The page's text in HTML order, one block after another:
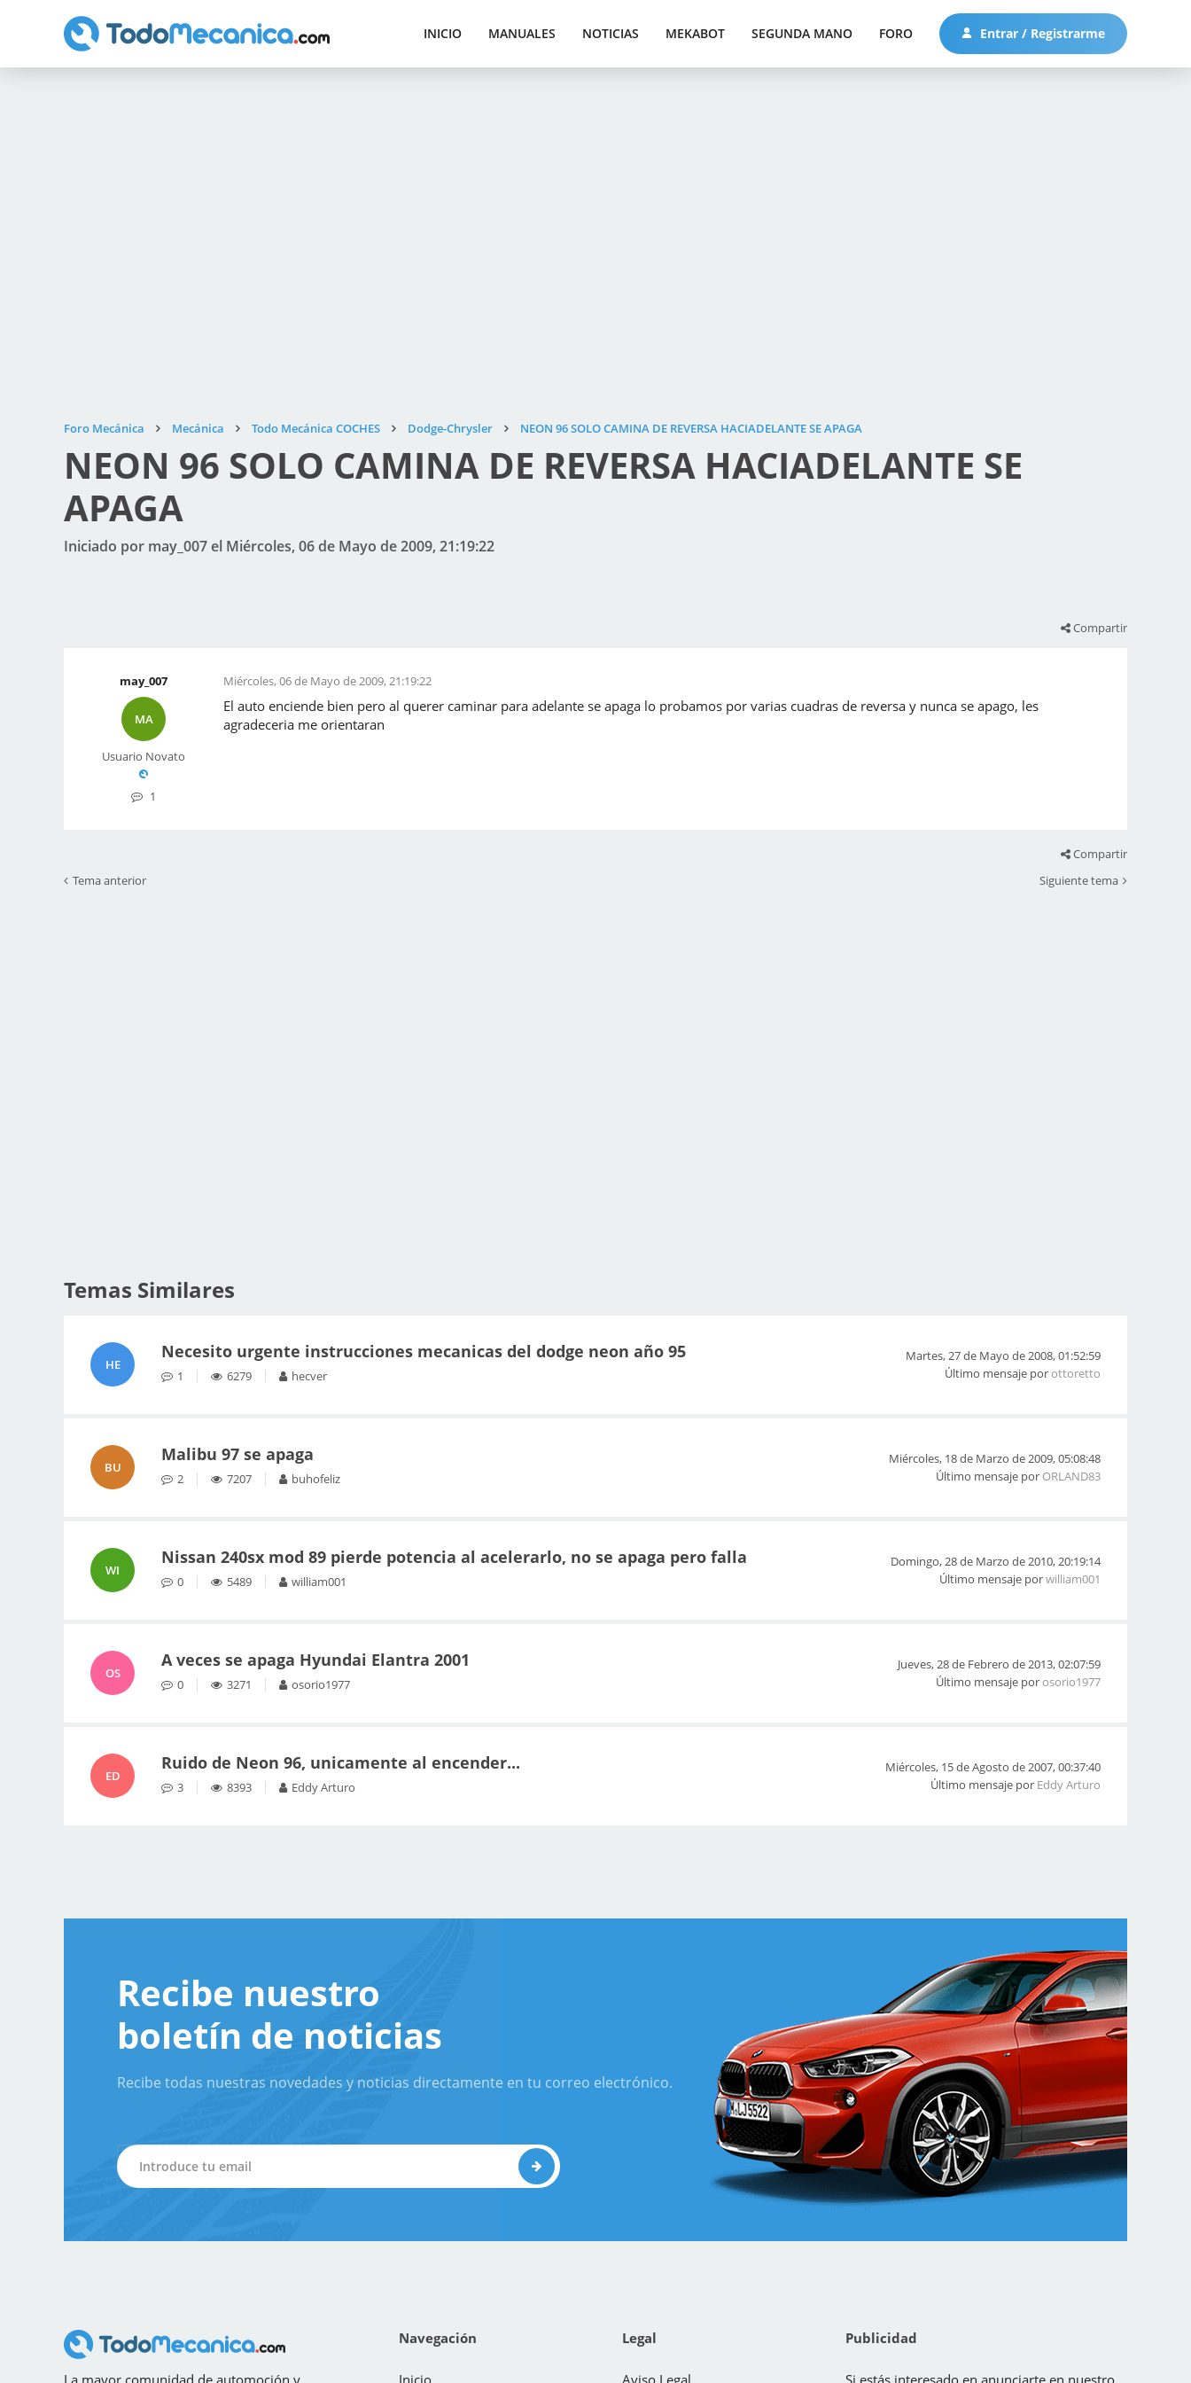
INICIO MANUALES NOTICIAS MEKABOT SEGUNDA MANO FORO Entrar / Registrarme
Foro Mecánica Mecánica Todo Mecánica COCHES Dodge-Chrysler NEON 96 SOLO CAMINA DE REVERSA HACIADELANTE SE APAGA
NEON 96 SOLO CAMINA DE REVERSA HACIADELANTE SE
APAGA
Iniciado por may_007 el Miércoles, 06 de Mayo de 2009, 21:19:22
Compartir
may_007
MA
Usuario Novato
1
Miércoles, 06 de Mayo de 2009, 21:19:22
El auto enciende bien pero al querer caminar para adelante se apaga lo probamos por varias cuadras de reversa y nunca se apago, les
agradeceria me orientaran
Compartir
Tema anterior
Siguiente tema
Temas Similares
HE
Necesito urgente instrucciones mecanicas del dodge neon año 95
1 6279 hecver
Martes, 27 de Mayo de 2008, 01:52:59
Último mensaje porottoretto
BU
Malibu 97 se apaga
2 7207 buhofeliz
Miércoles, 18 de Marzo de 2009, 05:08:48
Último mensaje por ORLAND83
WI
Nissan 240sx mod 89 pierde potencia al acelerarlo, no se apaga pero falla
0 5489 william001
Domingo, 28 de Marzo de 2010, 20:19:14
Último mensaje porwilliam001
OS
A veces se apaga Hyundai Elantra 2001
0 3271 osorio1977
Jueves, 28 de Febrero de 2013, 02:07:59
Último mensaje porosorio1977
ED
Ruido de Neon 96, unicamente al encender...
3 8393 Eddy Arturo
Miércoles, 15 de Agosto de 2007, 00:37:40
Último mensaje por Eddy Arturo
Recibe nuestro
boletín de noticias
Recibe todas nuestras novedades y noticias directamente en tu correo electrónico.
Navegación
Inicio
Legal
Aviso Legal
Publicidad
Si estás interesado en anunciarte en nuestro